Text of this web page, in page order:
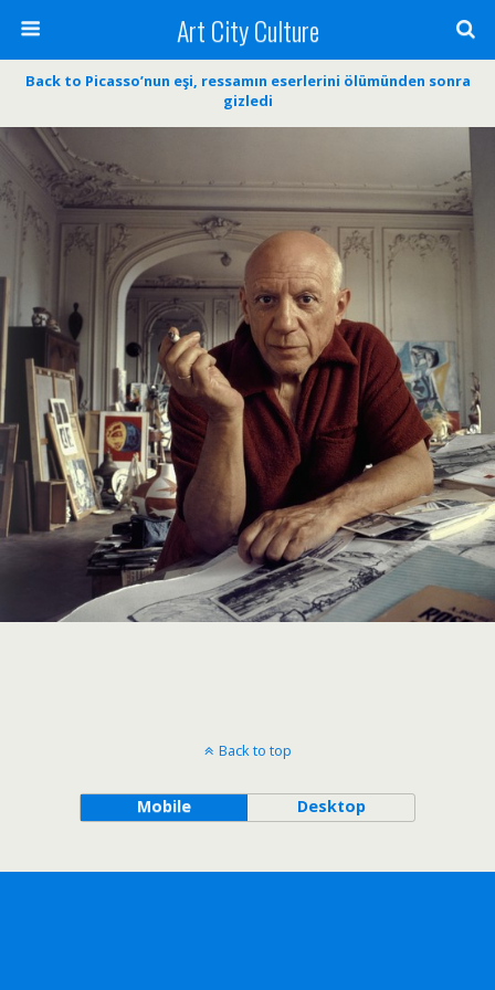
Art City Culture
Back to Picasso’nun eşi, ressamın eserlerini ölümünden sonra
gizledi
Back to top
Mobile Desktop